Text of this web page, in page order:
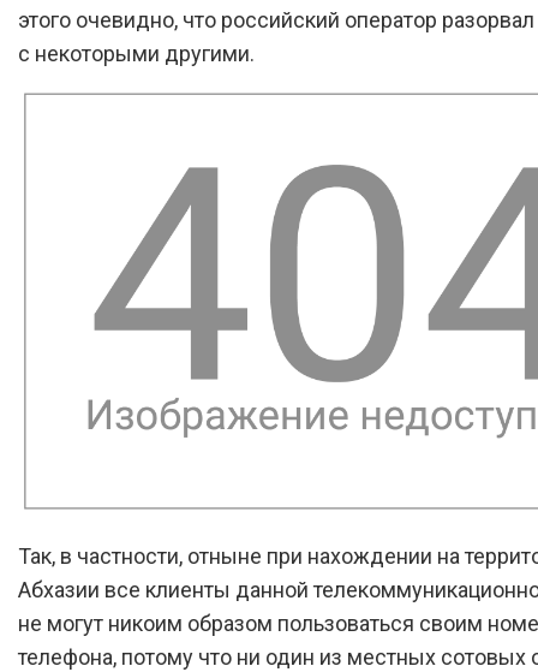
этого очевидно, что российский оператор
с некоторыми другими.
Так, в частности, отныне при нахождении на
Абхазии все клиенты данной
не могут никоим образом пользоваться своим
телефона, потому что ни один из местных сотовых